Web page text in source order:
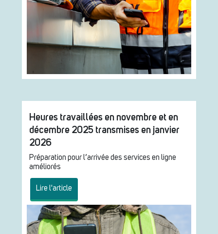
Heures travaillées en novembre et en
décembre 2025 transmises en janvier
2026
Préparation pour l’arrivée des services en ligne
améliorés
Lire l'article